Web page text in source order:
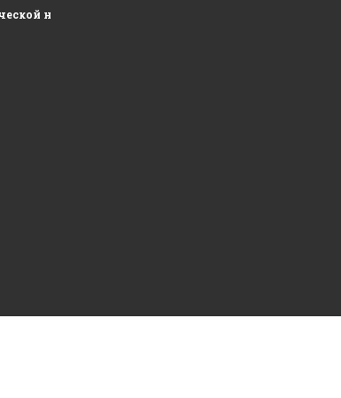
недвижимости и развитие складских площадей...